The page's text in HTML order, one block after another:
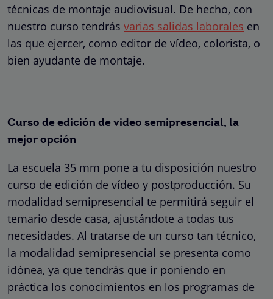
técnicas de montaje audiovisual. De hecho, con
nuestro curso tendrás varias salidas laborales en
las que ejercer, como editor de vídeo, colorista, o
bien ayudante de montaje.
Curso de edición de video semipresencial, la
mejor opción
La escuela 35 mm pone a tu disposición nuestro
curso de edición de vídeo y postproducción. Su
modalidad semipresencial te permitirá seguir el
temario desde casa, ajustándote a todas tus
necesidades. Al tratarse de un curso tan técnico,
la modalidad semipresencial se presenta como
idónea, ya que tendrás que ir poniendo en
práctica los conocimientos en los programas de